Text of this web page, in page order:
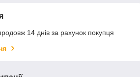
14 днів за рахунок покупця